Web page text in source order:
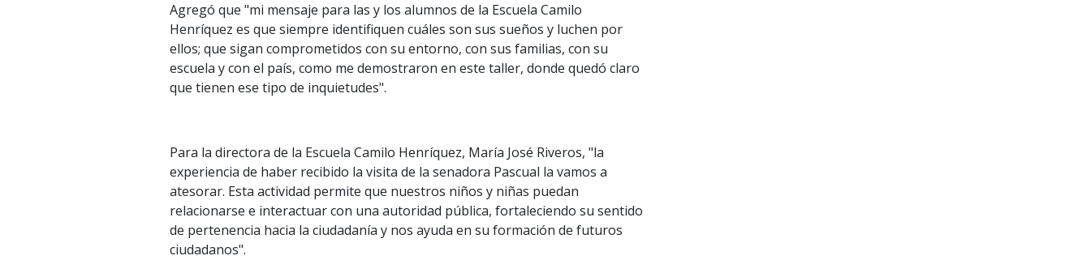
Agregó que "mi mensaje para las y los alumnos de la Escuela Camilo
Henríquez es que siempre identifiquen cuáles son sus sueños y luchen por
ellos; que sigan comprometidos con su entorno, con sus familias, con su
escuela y con el país, como me demostraron en este taller, donde quedó claro
que tienen ese tipo de inquietudes".
Para la directora de la Escuela Camilo Henríquez, María José Riveros, "la
experiencia de haber recibido la visita de la senadora Pascual la vamos a
atesorar. Esta actividad permite que nuestros niños y niñas puedan
relacionarse e interactuar con una autoridad pública, fortaleciendo su sentido
de pertenencia hacia la ciudadanía y nos ayuda en su formación de futuros
ciudadanos".